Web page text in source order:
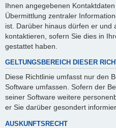
Ihnen angegebenen
Übermittlung zentraler
ist. Darüber hinaus dürfen er und
kontaktieren, sofern Sie dies in
gestattet haben.
GELTUNGSBEREICH DIESER
Diese Richtlinie umfasst nur den
Software umfassen. Sofern der
seiner Software weitere
er Sie darüber gesondert
AUSKUNFTSRECHT